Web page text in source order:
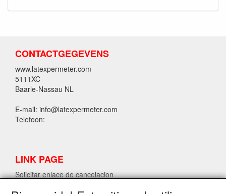
CONTACTGEGEVENS
www.latexpermeter.com
5111XC
Baarle-Nassau NL
E-mail: info@latexpermeter.com
Telefoon:
LINK PAGE
Solicitar enlace de cancelacion